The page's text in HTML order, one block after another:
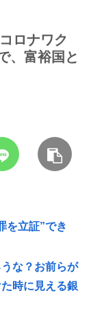
ロナワク
、富裕国と
を立証”でき
な？お前らが
時に見える銀